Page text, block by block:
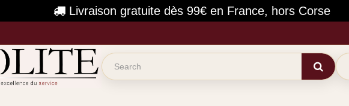
Livraison gratuite dès 99€ en France, hors Corse